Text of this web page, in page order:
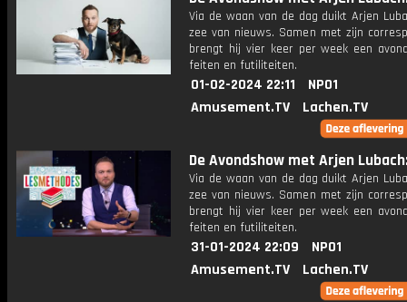
Via de waan van de dag duikt Arjen
zee van nieuws. Samen met zijn
brengt hij vier keer per week een
feiten en futiliteiten.
01-02-2024 22:11
NPO1
Amusement.TV
Lachen.TV
De Avondshow met Arjen
Via de waan van de dag duikt Arjen
zee van nieuws. Samen met zijn
brengt hij vier keer per week een
feiten en futiliteiten.
31-01-2024 22:09
NPO1
Amusement.TV
Lachen.TV